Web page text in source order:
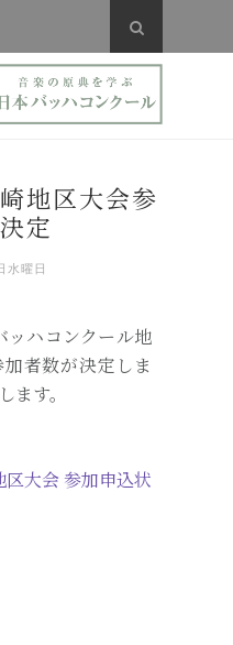
地区大会参
定
水曜日
ッハコンクール地
者数が決定しま
ます。
区大会 参加申込状